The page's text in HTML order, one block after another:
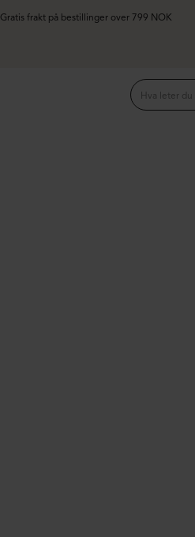
Gratis frakt på bestillinger over 799 NOK